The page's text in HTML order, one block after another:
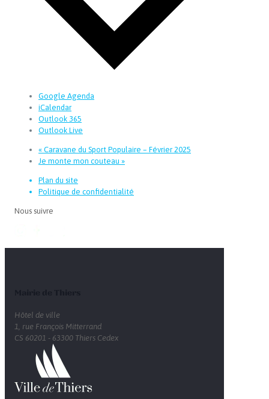
Google Agenda
iCalendar
Outlook 365
Outlook Live
« Caravane du Sport Populaire – Février 2025
Je monte mon couteau »
Plan du site
Politique de confidentialité
Nous suivre
Hôtel de ville
1, rue François Mitterrand
CS 60201 - 63300 Thiers Cedex